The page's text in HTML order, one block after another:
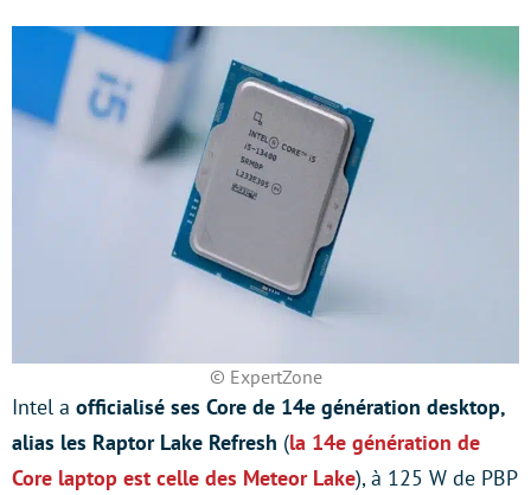
© ExpertZone
Intel a officialisé ses Core de 14e génération desktop,
alias les Raptor Lake Refresh (la 14e génération de
Core laptop est celle des Meteor Lake), à 125 W de PBP